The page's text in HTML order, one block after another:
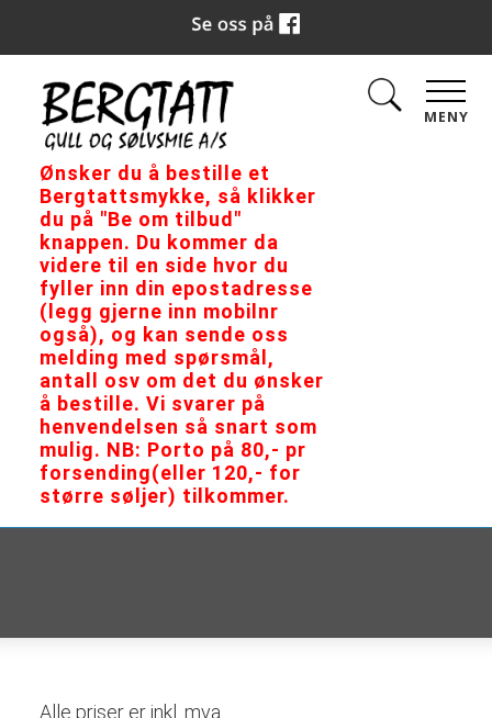
Ønsker du å bestille et
Bergtattsmykke, så klikker
du på "Be om tilbud"
knappen. Du kommer da
videre til en side hvor du
fyller inn din epostadresse
(legg gjerne inn mobilnr
også), og kan sende oss
melding med spørsmål,
antall osv om det du ønsker
å bestille. Vi svarer på
henvendelsen så snart som
mulig. NB: Porto på 80,- pr
forsending(eller 120,- for
større søljer) tilkommer.
MENY
Alle priser er inkl. mva.